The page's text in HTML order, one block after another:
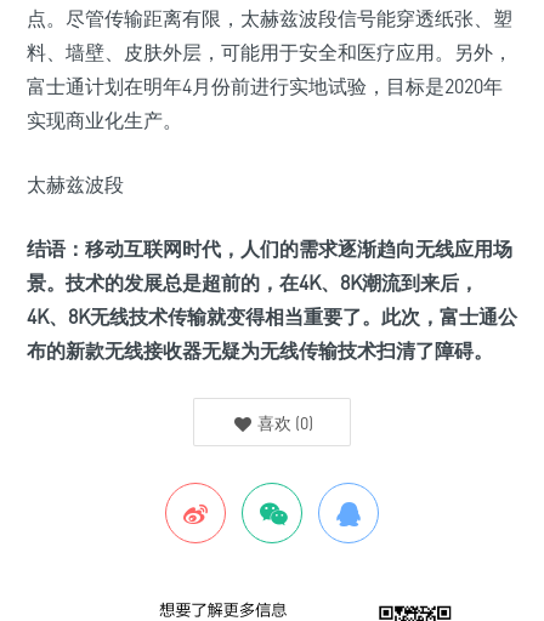
点。尽管传输距离有限，太赫兹波段信号能穿透纸张、塑
料、墙壁、皮肤外层，可能用于安全和医疗应用。另外，
富士通计划在明年4月份前进行实地试验，目标是2020年
实现商业化生产。
太赫兹波段
结语：移动互联网时代，人们的需求逐渐趋向无线应用场
景。技术的发展总是超前的，在4K、8K潮流到来后，
4K、8K无线技术传输就变得相当重要了。此次，富士通公
布的新款无线接收器无疑为无线传输技术扫清了障碍。
喜欢 (0)